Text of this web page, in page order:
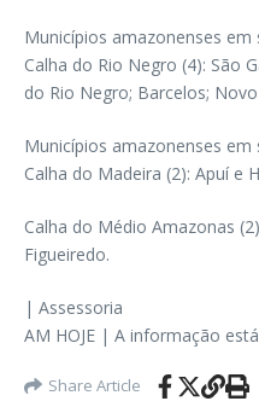
Municípios amazonenses em
Calha do Rio Negro (4): São
do Rio Negro; Barcelos;
Municípios amazonenses
Calha do Madeira (2): Apuí e
Calha do Médio Amazonas
Figueiredo.
| Assessoria
AM HOJE | A informação
Share Article